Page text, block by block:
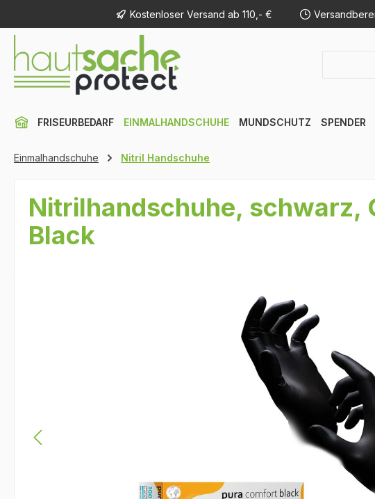
Hauptinhalt springen
Zur Hauptnavigation springenKostenloser Versand ab 110,- €
FRISEURBEDARF EINMALHANDSCHUHE MUNDSCHUTZ SPENDER
Einmalhandschuhe Nitril Handschuhe
Nitrilhandschuhe, schwarz,
Black